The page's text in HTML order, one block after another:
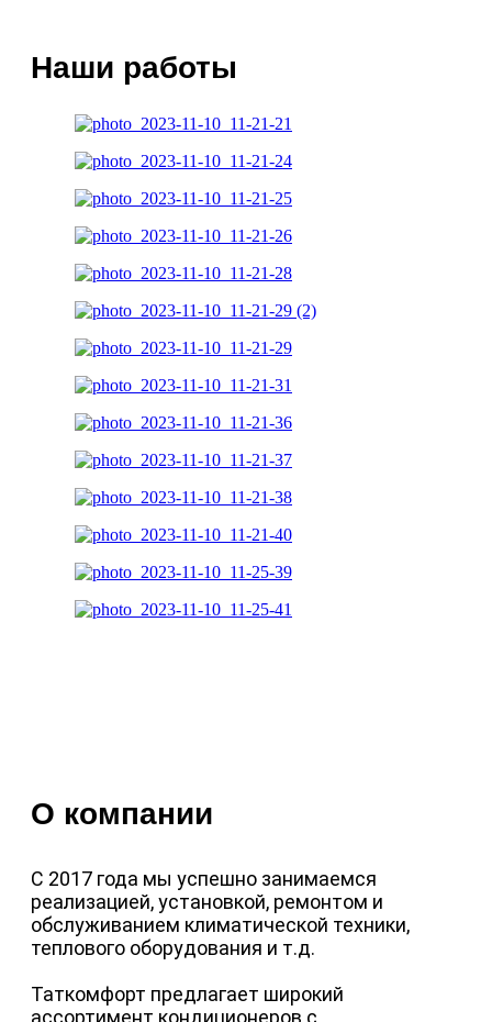
Наши работы
О компании
С 2017 года мы успешно занимаемся
реализацией, установкой, ремонтом и
обслуживанием климатической техники,
теплового оборудования и т.д.
Таткомфорт предлагает широкий
ассортимент кондиционеров с